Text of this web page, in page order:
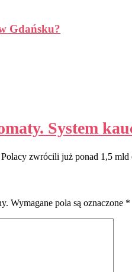
Gdańsku?
System
zwrócili już ponad 1,5
Wymagane pola są oznaczone *